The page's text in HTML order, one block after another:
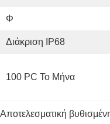
Φ
Διάκριση IP68
100 PC Το Μήνα
Αποτελεσματική